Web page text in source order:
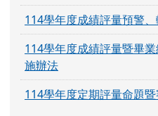
114學年度成績評量預警
114學年度成績評量暨畢
施辦法
114學年度定期評量命題